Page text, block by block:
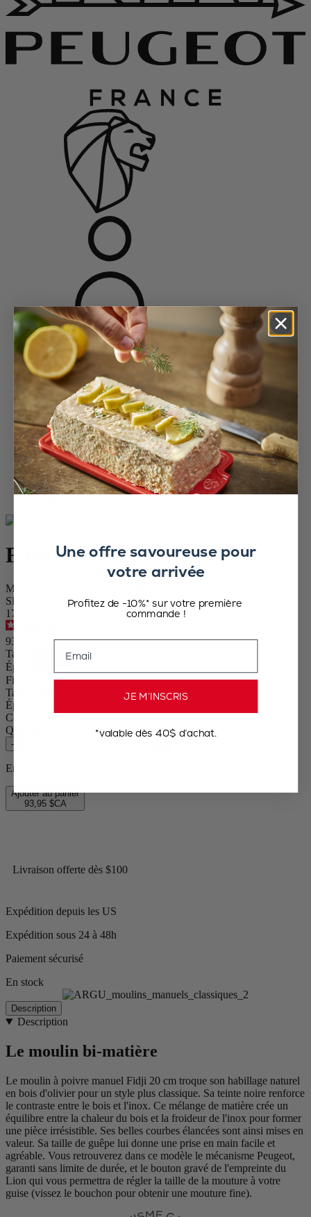
Accueil
Saveurs d'épices
Moulins à poivre
Moulins à poivre en bois
Fidji
Fidji
Moulin à poivre manuel en bois et inox couleur noir 20 cm
SKU
17156
93,95 $CA
Taille
Épice
Fidji
Taille
Épice
Couleur
Quantité
–
En stock et prêt à être livré chez vous.
Ajouter au panier
93,95 $CA
Livraison offerte dès $100
Expédition depuis les US
Expédition sous 24 à 48h
Paiement sécurisé
En stock
Description
Description
Le moulin bi-matière
Le moulin à poivre manuel Fidji 20 cm troque son habillage naturel
en bois d'olivier pour un style plus classique. Sa teinte noire renforce
le contraste entre le bois et l'inox. Ce mélange de matière crée un
équilibre entre la chaleur du bois et la froideur de l'inox pour former
une pièce irrésistible. Ses belles courbes élancées sont ainsi mises en
valeur. Sa taille de guêpe lui donne une prise en main facile et
agréable. Vous retrouverez dans ce modèle le mécanisme Peugeot,
garanti sans limite de durée, et le bouton gravé de l'empreinte du
Lion qui vous permettra de régler la taille de la mouture à votre
guise (vissez le bouchon pour obtenir une mouture fine).
Une offre savoureuse pour
votre arrivée
Profitez de -10%* sur votre première
commande !
JE M’INSCRIS
*valable dès 40$ d’achat.